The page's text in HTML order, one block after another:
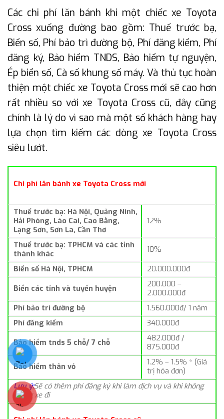
Các chi phí lăn bánh khi một chiếc xe Toyota
Cross xuống đường bao gồm: Thuế trước bạ,
Biển số, Phí bảo trì đường bộ, Phí đăng kiểm, Phí
đăng ký, Bảo hiểm TNDS, Bảo hiểm tự nguyện,
Ép biển số, Cà số khung số máy. Và thủ tục hoàn
thiện một chiếc xe Toyota Cross mới sẽ cao hơn
rất nhiều so với xe Toyota Cross cũ, đây cũng
chính là lý do vì sao mà một số khách hàng hay
lựa chọn tìm kiếm các dòng xe Toyota Cross
siêu lướt.
Chi phí lăn bánh xe Toyota Cross mới
Thuế trước bạ: Hà Nội, Quảng Ninh,
Hải Phòng, Lào Cai, Cao Bằng,
Lạng Sơn, Sơn La, Cần Thơ
12%
Thuế trước bạ: TPHCM và các tỉnh
thành khác
10%
Biển số Hà Nội, TPHCM 20.000.000đ
Biển các tỉnh và tuyến huyện
200.000 –
2.000.000đ
Phí bảo trì đường bộ
1.560.000đ/ 1 năm
Phí đăng kiểm
340.000đ
Bảo hiểm tnds 5 chỗ/ 7 chỗ
482.000đ /
875.000đ
Bảo hiểm thân vỏ
1.2% – 1.5% * (Giá
trị hóa đơn)
Lưu ý:Sẽ có thêm phí đăng ký khi làm dịch vụ và khi không
mang xe đi